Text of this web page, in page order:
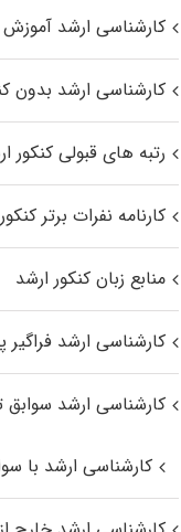
کارشناسی ارشد
کارشناسی ارشد بدون
رتبه های قبولی کنکور
کارنامه نفرات برتر
منابع زبان کنکور ارشد
کارشناسی ارشد فراگیر
کارشناسی ارشد
کارشناسی ارشد با